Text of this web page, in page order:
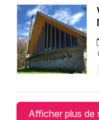
Afficher plus de